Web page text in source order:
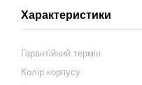
Характеристики
Гарантійний термін
Колір корпусу